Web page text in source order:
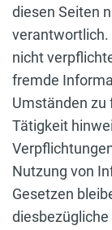
diesen Seiten
verantwortlich.
nicht
fremde
Umständen zu
Tätigkeit
Nutzung von
Gesetzen